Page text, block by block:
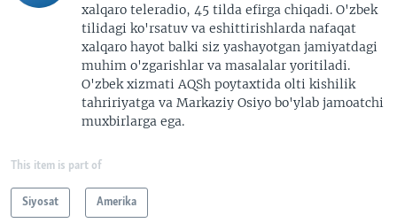
xalqaro teleradio, 45 tilda efirga chiqadi. O'zbek
tilidagi ko'rsatuv va eshittirishlarda nafaqat
xalqaro hayot balki siz yashayotgan jamiyatdagi
muhim o'zgarishlar va masalalar yoritiladi.
O'zbek xizmati AQSh poytaxtida olti kishilik
tahririyatga va Markaziy Osiyo bo'ylab jamoatchi
muxbirlarga ega.
This item is part of
Siyosat Amerika